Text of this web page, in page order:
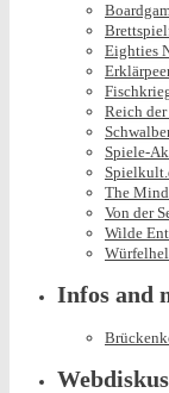
Eighties
Reich
Spiele-
The
Von der
Wilde
Infos and